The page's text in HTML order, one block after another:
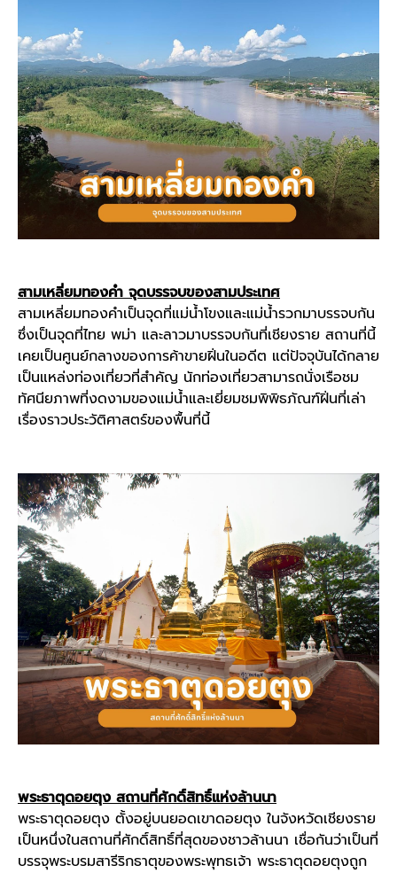
สามเหลี่ยมทองคำ จุดบรรจบของสามประเทศ
สามเหลี่ยมทองคำเป็นจุดที่แม่น้ำโขงและแม่น้ำรวกมาบรรจบกัน
ซึ่งเป็นจุดที่ไทย พม่า และลาวมาบรรจบกันที่เชียงราย สถานที่นี้
เคยเป็นศูนย์กลางของการค้าขายฝิ่นในอดีต แต่ปัจจุบันได้กลาย
เป็นแหล่งท่องเที่ยวที่สำคัญ นักท่องเที่ยวสามารถนั่งเรือชม
ทัศนียภาพที่งดงามของแม่น้ำและเยี่ยมชมพิพิธภัณฑ์ฝิ่นที่เล่า
เรื่องราวประวัติศาสตร์ของพื้นที่นี้
พระธาตุดอยตุง สถานที่ศักดิ์สิทธิ์แห่งล้านนา
พระธาตุดอยตุง ตั้งอยู่บนยอดเขาดอยตุง ในจังหวัดเชียงราย
เป็นหนึ่งในสถานที่ศักดิ์สิทธิ์ที่สุดของชาวล้านนา เชื่อกันว่าเป็นที่
บรรจุพระบรมสารีริกธาตุของพระพุทธเจ้า พระธาตุดอยตุงถูก